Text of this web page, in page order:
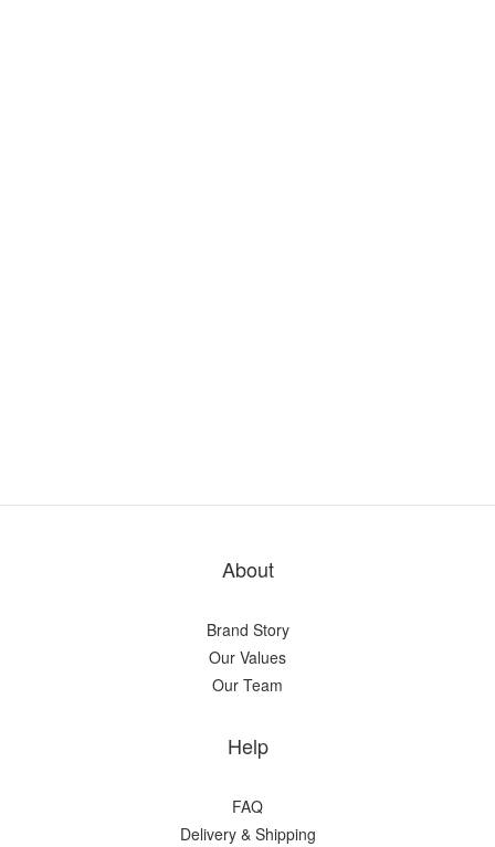
About
Brand Story
Our Values
Our Team
Help
FAQ
Delivery & Shipping